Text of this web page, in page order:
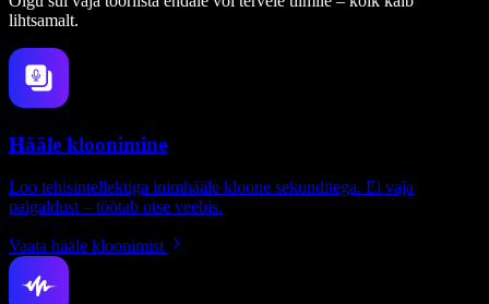
lihtsamalt.
Hääle kloonimine
Loo tehisintellektiga inimhääle kloone sekunditega. Ei vaja
paigaldust – töötab otse veebis.
Vaata hääle kloonimist